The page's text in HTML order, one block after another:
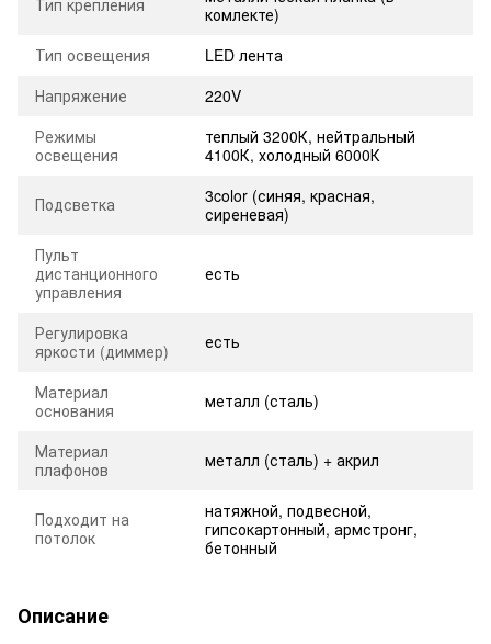
Тип крепления
комлекте)
Тип освещения
LED лента
Напряжение
220V
Режимы
освещения
теплый 3200К, нейтральный
4100К, холодный 6000К
Подсветка
3color (синяя, красная,
сиреневая)
Пульт
дистанционного
управления
есть
Регулировка
яркости (диммер)
есть
Материал
основания
металл (сталь)
Материал
плафонов
металл (сталь) + акрил
Подходит на
потолок
натяжной, подвесной,
гипсокартонный, армстронг,
бетонный
Описание